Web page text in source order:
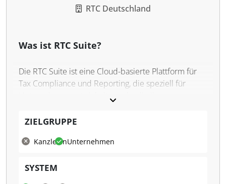
RTC Deutschland
Was ist RTC Suite?
Die RTC Suite ist eine Cloud-basierte Plattform für
Tax Compliance und Reporting, die speziell für
möchten. Die Lösung basiert auf der SAP Business
in bestehende ERP-Systeme wie SAP, Oracle und
Unternehmen bei der Einhaltung globaler
ZIELGRUPPE
KanzleienUnternehmen
SYSTEM